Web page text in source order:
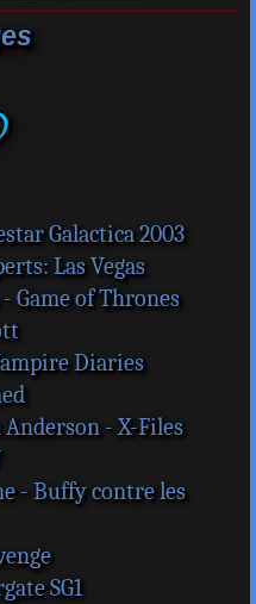
Galactica 2003
Las Vegas
Game of Thrones
Diaries
- X-Files
- Buffy contre les
SG1